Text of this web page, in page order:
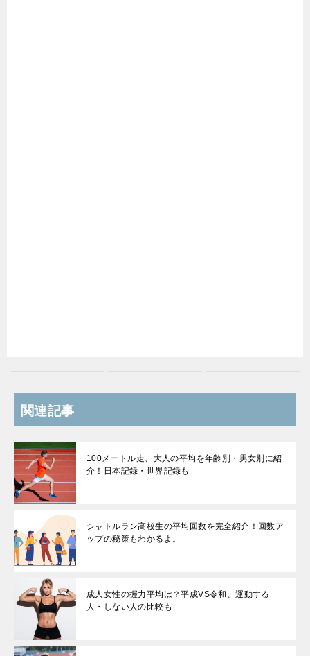
関連記事
100メートル走、大人の平均を年齢別・男女別に紹
介！日本記録・世界記録も
シャトルラン高校生の平均回数を完全紹介！回数ア
ップの秘策もわかるよ。
成人女性の握力平均は？平成VS令和、運動する
人・しない人の比較も